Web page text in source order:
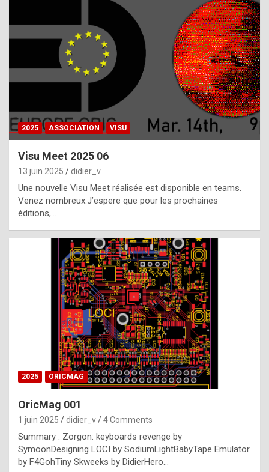
h
a
t
t
e
b
e
s
t
p
h
o
n
y
l
e
2025 ASSOCIATION VISU
Visu Meet 2025 06
13 juin 2025 didier_v
Une nouvelle Visu Meet réalisée est disponible en teams.
Venez nombreux.J’espere que pour les prochaines
éditions,…
2025 ORICMAG
OricMag 001
1 juin 2025 didier_v 4 Comments
Summary : Zorgon: keyboards revenge by
SymoonDesigning LOCI by SodiumLightBabyTape Emulator
by F4GohTiny Skweeks by DidierHero…